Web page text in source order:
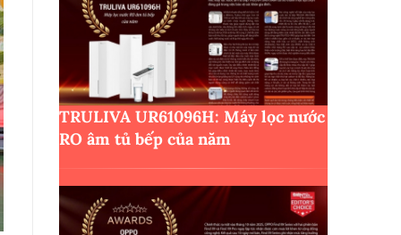
TRULIVA UR61096H: Máy lọc nước
RO âm tủ bếp của năm